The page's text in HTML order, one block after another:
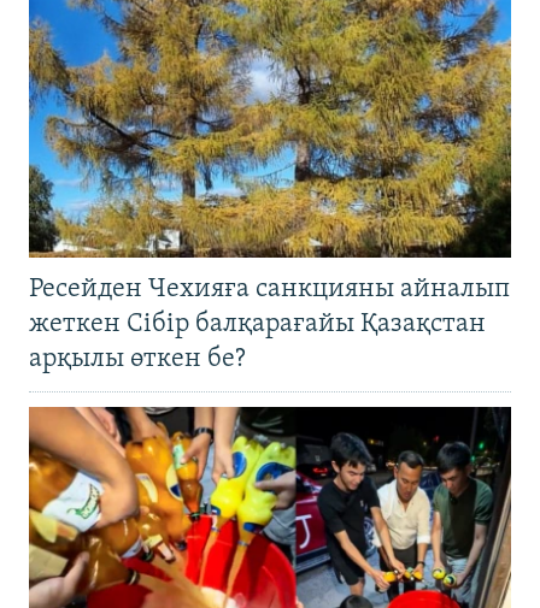
Ресейден Чехияға санкцияны айналып
жеткен Сібір балқарағайы Қазақстан
арқылы өткен бе?